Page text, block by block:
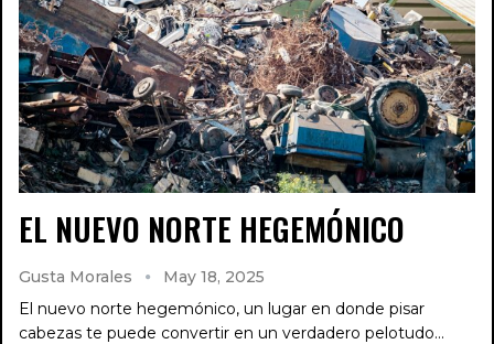
EL NUEVO NORTE HEGEMÓNICO
Gusta Morales
May 18, 2025
El nuevo norte hegemónico, un lugar en donde pisar
cabezas te puede convertir en un verdadero pelotudo...